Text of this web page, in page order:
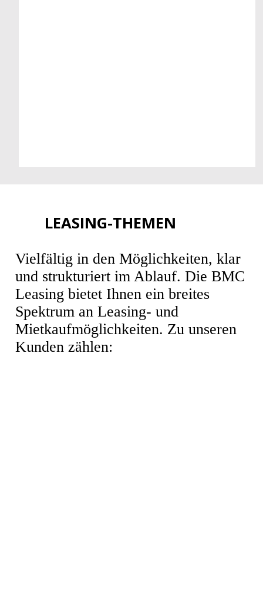
LEASING-THEMEN
Vielfältig in den Möglichkeiten, klar
und strukturiert im Ablauf. Die BMC
Leasing bietet Ihnen ein breites
Spektrum an Leasing- und
Mietkaufmöglichkeiten. Zu unseren
Kunden zählen: